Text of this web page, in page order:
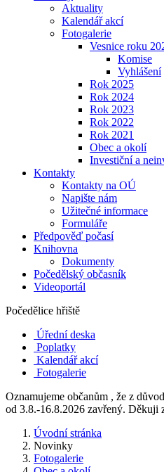
Aktuality
Kalendář akcí
Fotogalerie
Vesnice roku
Komise
Vyhlášení
Rok 2025
Rok 2024
Rok 2023
Rok 2022
Rok 2021
Obec a okolí
Investiční a
Kontakty
Kontakty na OÚ
Napište nám
Užitečné informace
Formuláře
Předpověď počasí
Knihovna
Dokumenty
Počedělský občasník
Videoportál
Počedělice hřiště
Úřední deska
Poplatky
Kalendář akcí
Fotogalerie
Oznamujeme občanům , že z
od 3.8.-16.8.2026 zavřený. Děkuji
Úvodní stránka
Novinky
Fotogalerie